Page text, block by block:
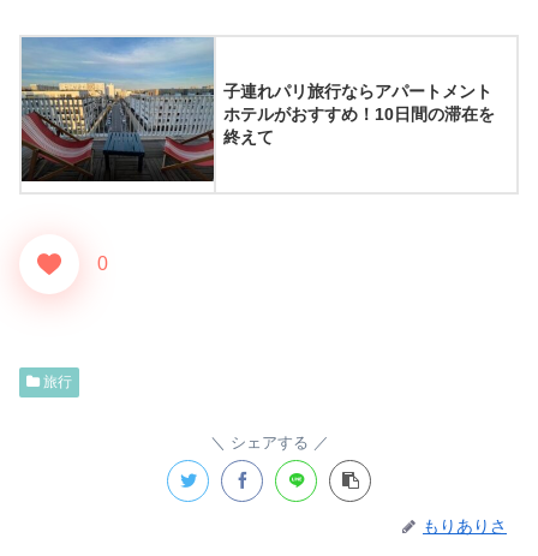
子連れパリ旅行ならアパートメント
ホテルがおすすめ！10日間の滞在を
終えて
0
旅行
シェアする
もりありさ